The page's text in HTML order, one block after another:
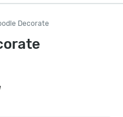
Decorate